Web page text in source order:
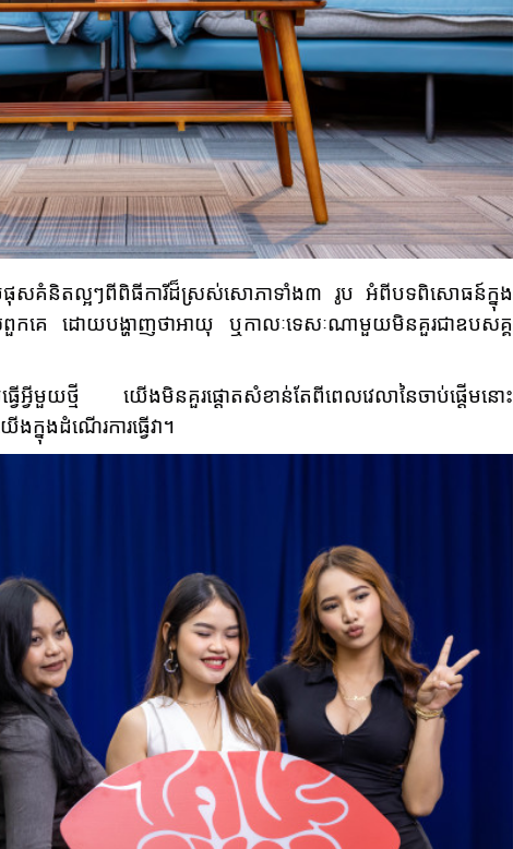
ប់បំផុសគំនិតល្អៗពីពិធីការីដ៏ស្រស់សោភាទាំង៣ រូប អំពីបទពិសោធន៍ក្នុង
ស់ពួកគេ ដោយបង្ហាញថាអាយុ ឬកាលៈទេសៈណាមួយមិនគួរជាឧបសគ្គ
ើមធ្វើអ្វីមួយថ្មី យើងមិនគួរផ្តោតសំខាន់តែពីពេលវេលានៃចាប់ផ្តើមនោះ
នុងដំណើរការធ្វើវា។